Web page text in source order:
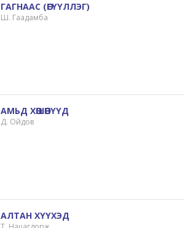
ГАГНААС (ӨГҮҮЛЛЭГ)
Ш. Гаадамба
АМЬД ХӨШӨӨНҮҮД
Д. Ойдов
АЛТАН ХҮҮХЭД